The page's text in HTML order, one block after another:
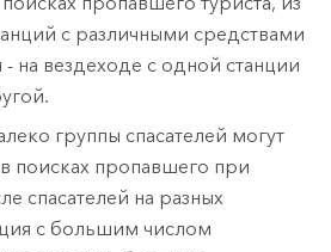
с различными средствами
на вездеходе с одной станции
группы спасателей могут
поисках пропавшего при
спасателей на разных
с большим числом